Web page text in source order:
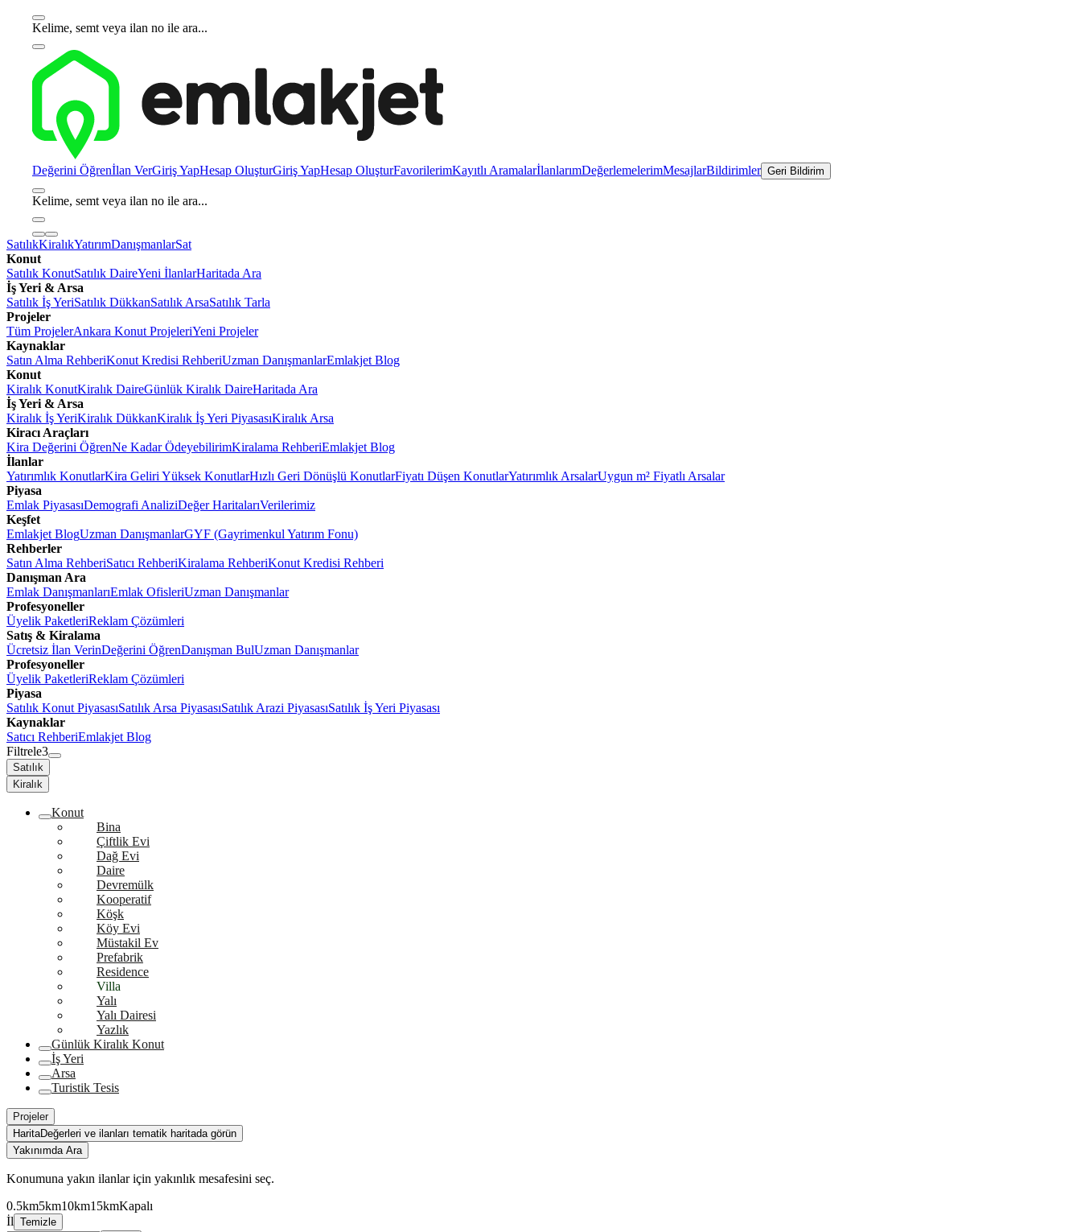
Kelime, semt veya ilan no ile ara...
Değerini Öğrenİlan VerGiriş YapHesap OluşturGiriş YapHesap OluşturFavorilerimKayıtlı AramalarİlanlarımDeğerlemelerimMesajlarBildirimler Geri Bildirim
Kelime, semt veya ilan no ile ara...
SatılıkKiralıkYatırımDanışmanlarSat
Konut
Satılık KonutSatılık DaireYeni İlanlarHaritada Ara
İş Yeri & Arsa
Satılık İş YeriSatılık DükkanSatılık ArsaSatılık Tarla
Projeler
Tüm ProjelerAnkara Konut ProjeleriYeni Projeler
Kaynaklar
Satın Alma RehberiKonut Kredisi RehberiUzman DanışmanlarEmlakjet Blog
Konut
Kiralık KonutKiralık DaireGünlük Kiralık DaireHaritada Ara
İş Yeri & Arsa
Kiralık İş YeriKiralık DükkanKiralık İş Yeri PiyasasıKiralık Arsa
Kiracı Araçları
Kira Değerini ÖğrenNe Kadar ÖdeyebilirimKiralama RehberiEmlakjet Blog
İlanlar
Yatırımlık KonutlarKira Geliri Yüksek KonutlarHızlı Geri Dönüşlü KonutlarFiyatı Düşen KonutlarYatırımlık ArsalarUygun m² Fiyatlı Arsalar
Piyasa
Emlak PiyasasıDemografi AnaliziDeğer HaritalarıVerilerimiz
Keşfet
Emlakjet BlogUzman DanışmanlarGYF (Gayrimenkul Yatırım Fonu)
Rehberler
Satın Alma RehberiSatıcı RehberiKiralama RehberiKonut Kredisi Rehberi
Danışman Ara
Emlak DanışmanlarıEmlak OfisleriUzman Danışmanlar
Profesyoneller
Üyelik PaketleriReklam Çözümleri
Satış & Kiralama
Ücretsiz İlan VerinDeğerini ÖğrenDanışman BulUzman Danışmanlar
Profesyoneller
Üyelik PaketleriReklam Çözümleri
Piyasa
Satılık Konut PiyasasıSatılık Arsa PiyasasıSatılık Arazi PiyasasıSatılık İş Yeri Piyasası
Kaynaklar
Satıcı RehberiEmlakjet Blog
Filtrele3
Satılık
Kiralık
Konut
Bina
Çiftlik Evi
Dağ Evi
Daire
Devremülk
Kooperatif
Köşk
Köy Evi
Müstakil Ev
Prefabrik
Residence
Villa
Yalı
Yalı Dairesi
Yazlık
Günlük Kiralık Konut
İş Yeri
Arsa
Turistik Tesis
Projeler
HaritaDeğerleri ve ilanları tematik haritada görün
Yakınımda Ara
Konumuna yakın ilanlar için yakınlık mesafesini seç.
0.5km5km10km15kmKapalı
İl Temizle